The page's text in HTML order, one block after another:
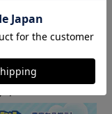
スメ商品です。
▼